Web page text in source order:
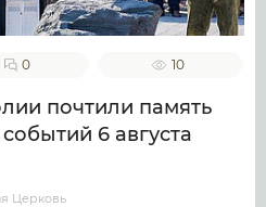
0 10
почтили память
6 августа
Церковь